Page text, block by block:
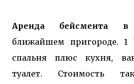
Аренда бейсмента в
ближайшем пригороде. 1
спальня плюс кухня,
туалет. Стоимость